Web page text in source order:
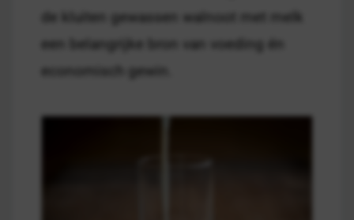
de kluiten gewassen walnoot met melk
een belangrijke bron van voeding én
economisch gewin.